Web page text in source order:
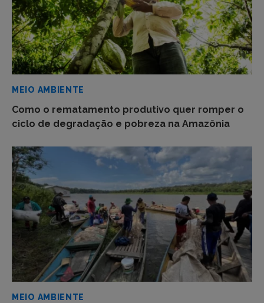
MEIO AMBIENTE
Como o rematamento produtivo quer romper o
ciclo de degradação e pobreza na Amazônia
MEIO AMBIENTE